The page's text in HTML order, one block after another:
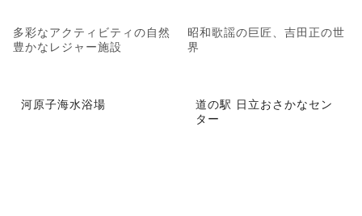
多彩なアクティビティの自然
豊かなレジャー施設
昭和歌謡の巨匠、吉田正の世
界
河原子海水浴場
道の駅 日立おさかなセン
ター